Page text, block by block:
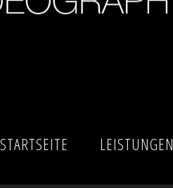
STARTSEITE LEISTUNGEN